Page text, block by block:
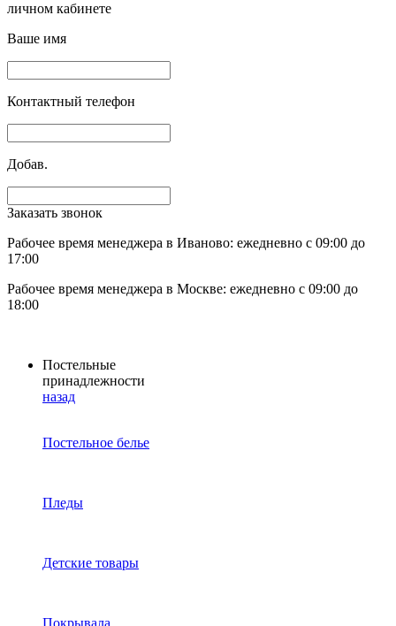
личном кабинете
Ваше имя
Контактный телефон
Добав.
Заказать звонок
Рабочее время менеджера в Иваново: ежедневно с 09:00 до
17:00
Рабочее время менеджера в Москве: ежедневно с 09:00 до
18:00
Постельные
принадлежности
назад
Постельное белье
Пледы
Детские товары
Покрывала